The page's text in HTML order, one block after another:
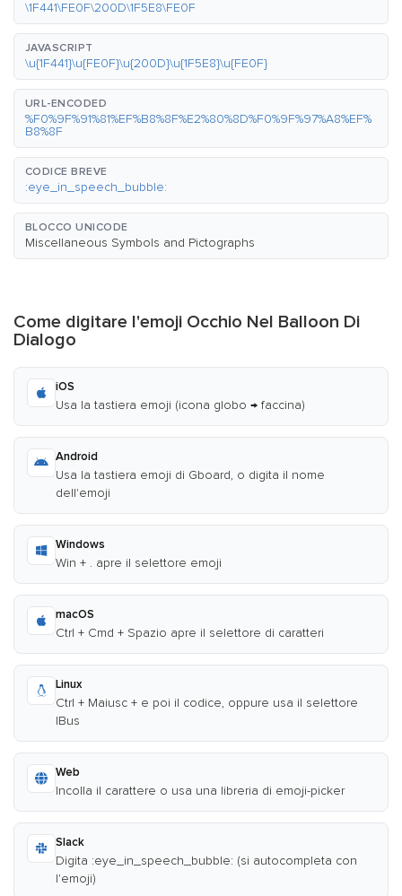
\1F441\FE0F\200D\1F5E8\FE0F
JAVASCRIPT
\u{1F441}\u{FE0F}\u{200D}\u{1F5E8}\u{FE0F}
URL-ENCODED
%F0%9F%91%81%EF%B8%8F%E2%80%8D%F0%9F%97%A8%EF%
B8%8F
CODICE BREVE
:eye_in_speech_bubble:
BLOCCO UNICODE
Miscellaneous Symbols and Pictographs
Come digitare l'emoji Occhio Nel Balloon Di
Dialogo
iOS
Usa la tastiera emoji (icona globo → faccina)
Android
Usa la tastiera emoji di Gboard, o digita il nome
dell'emoji
Windows
Win + . apre il selettore emoji
macOS
Ctrl + Cmd + Spazio apre il selettore di caratteri
Linux
Ctrl + Maiusc + e poi il codice, oppure usa il selettore
IBus
Web
Incolla il carattere o usa una libreria di emoji-picker
Slack
Digita :eye_in_speech_bubble: (si autocompleta con
l'emoji)